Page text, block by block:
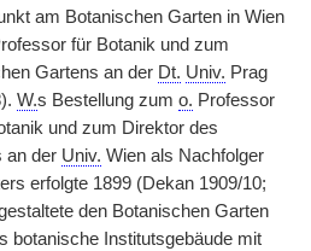
am Botanischen Garten in Wien
für Botanik und zum
Gartens an der Dt. Univ. Prag
W.s Bestellung zum o. Professor
und zum Direktor des
an der Univ. Wien als Nachfolger
erfolgte 1899 (Dekan 1909/10;
den Botanischen Garten
botanische Institutsgebäude mit